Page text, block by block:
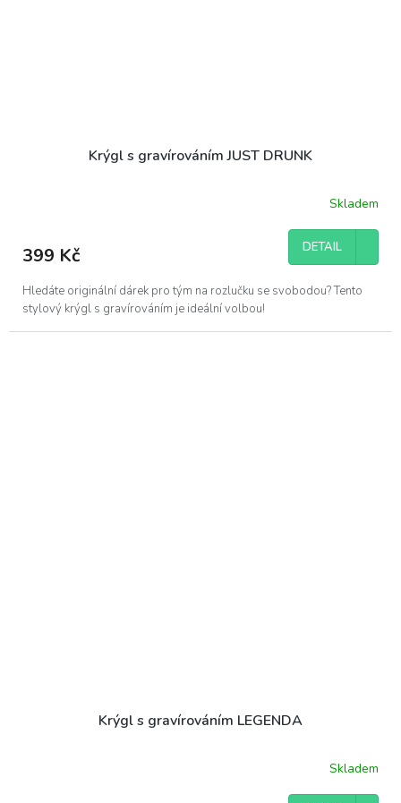
Krýgl s gravírováním JUST DRUNK
Skladem
399 Kč DETAIL
Hledáte originální dárek pro tým na rozlučku se svobodou? Tento
stylový krýgl s gravírováním je ideální volbou!
Krýgl s gravírováním LEGENDA
Skladem